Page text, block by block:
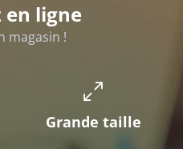
en ligne
magasin !
Grande taille